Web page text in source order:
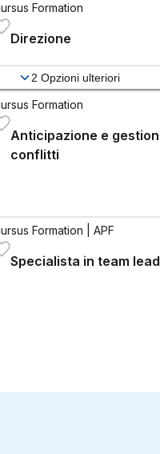
Formation
Direzione
2 Opzioni ulteriori
Formation
Anticipazione e
conflitti
Formation | APF
Specialista in team